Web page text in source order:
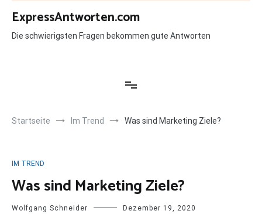
Zum
Inhalt
springen
ExpressAntworten.com
Die schwierigsten Fragen bekommen gute Antworten
Startseite Im Trend Was sind Marketing Ziele?
IM TREND
Was sind Marketing Ziele?
Wolfgang Schneider Dezember 19, 2020